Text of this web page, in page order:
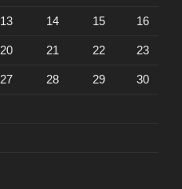
13 14 15 16
20 21 22 23
27 28 29 30